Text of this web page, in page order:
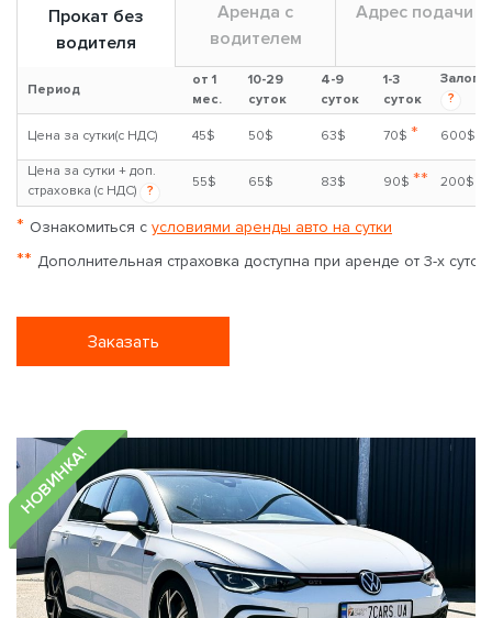
Прокат без
водителя
Аренда с
водителем
Адрес подачи
Период
от 1
мес.
10-29
суток
4-9
суток
1-3
суток
Залог
?
Цена за сутки(с НДС) 45$ 50$ 63$ 70$ * 600$
Цена за сутки + доп.
страховка (с НДС)
?
55$ 65$ 83$ 90$ ** 200$
* Ознакомиться с условиями аренды авто на сутки
** Дополнительная страховка доступна при аренде от 3-х суток
Заказать
НОВИНКА!